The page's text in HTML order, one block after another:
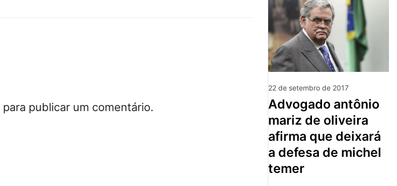
para publicar um comentário.
22 de setembro de 2017
advogado antônio
mariz de oliveira
afirma que deixará
a defesa de michel
temer